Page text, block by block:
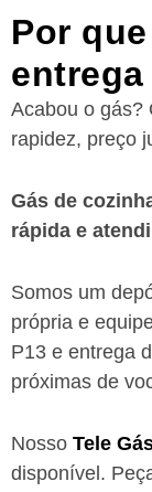
Por
entrega
Acabou o gás?
rapidez, preço
Gás de
rápida e
Somos um
própria e
P13 e entrega
próximas de
Nosso Tele
disponível.